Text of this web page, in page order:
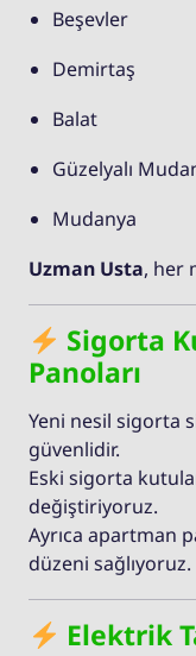
Beşevler
Demirtaş
Balat
Güzelyalı
Mudanya
Uzman Usta, her
Sigorta
Panoları
Yeni nesil sigorta
güvenlidir.
Eski sigorta
değiştiriyoruz.
Ayrıca apartman
düzeni sağlıyoruz.
Elektrik